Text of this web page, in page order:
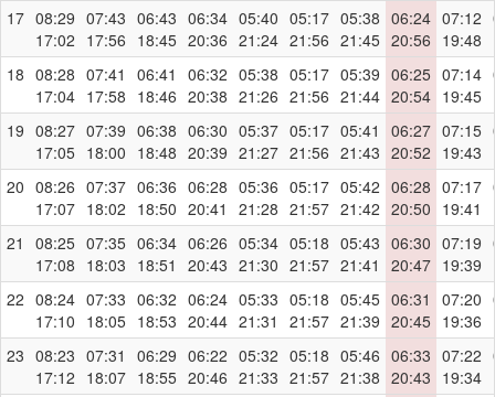
17 08:29
17:02
07:43
17:56
06:43
18:45
06:34
20:36
05:40
21:24
05:17
21:56
05:38
21:45
06:24
20:56
07:12
19:48
18 08:28
17:04
07:41
17:58
06:41
18:46
06:32
20:38
05:38
21:26
05:17
21:56
05:39
21:44
06:25
20:54
07:14
19:45
19 08:27
17:05
07:39
18:00
06:38
18:48
06:30
20:39
05:37
21:27
05:17
21:56
05:41
21:43
06:27
20:52
07:15
19:43
20 08:26
17:07
07:37
18:02
06:36
18:50
06:28
20:41
05:36
21:28
05:17
21:57
05:42
21:42
06:28
20:50
07:17
19:41
21
08:25
17:08
07:35
18:03
06:34
18:51
06:26
20:43
05:34
21:30
05:18
21:57
05:43
21:41
06:30
20:47
07:19
19:39
22 08:24
17:10
07:33
18:05
06:32
18:53
06:24
20:44
05:33
21:31
05:18
21:57
05:45
21:39
06:31
20:45
07:20
19:36
23 08:23
17:12
07:31
18:07
06:29
18:55
06:22
20:46
05:32
21:33
05:18
21:57
05:46
21:38
06:33
20:43
07:22
19:34